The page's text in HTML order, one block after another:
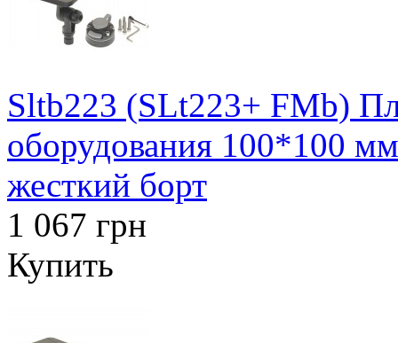
Sltb223 (SLt223+ FMb)
оборудования 100*100
жесткий борт
1 067 грн
Купить